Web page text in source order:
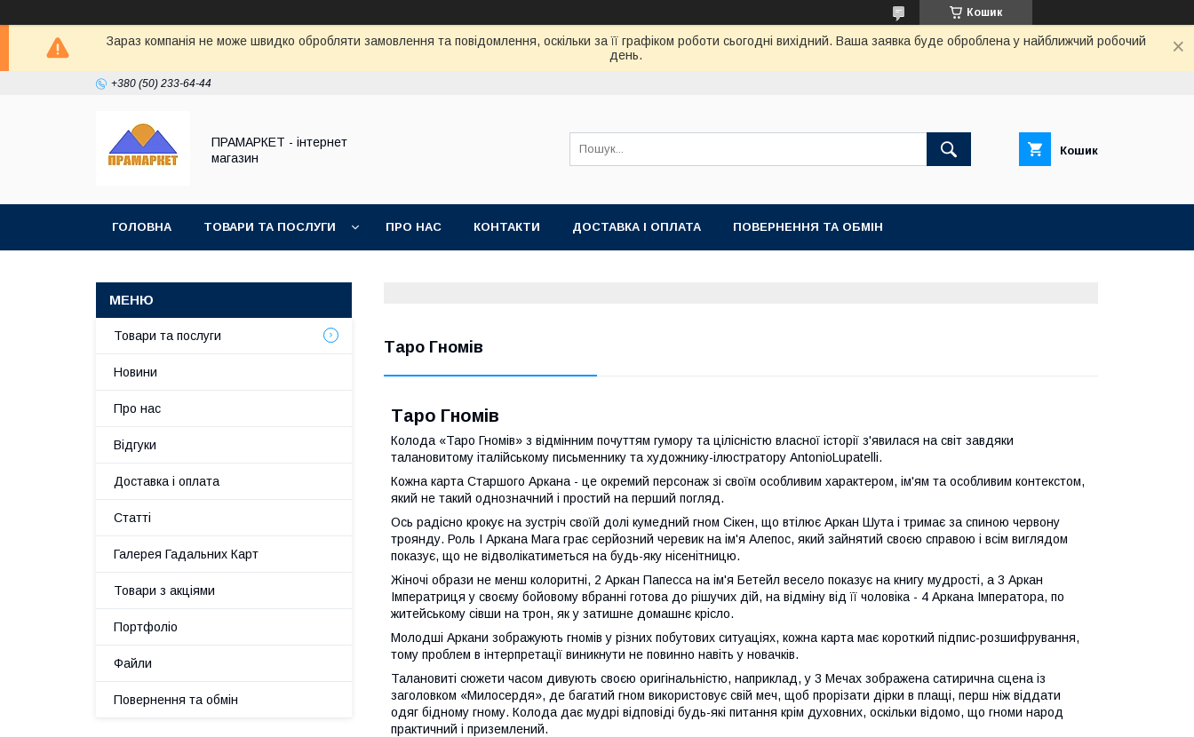
Кошик
Зараз компанія не може швидко обробляти замовлення та повідомлення, оскільки за її графіком роботи сьогодні вихідний. Ваша заявка буде оброблена у найближчий робочий
день.
+380 (50) 233-64-44
ПРАМАРКЕТ - інтернет
магазин
Кошик
ГОЛОВНА ТОВАРИ ТА ПОСЛУГИ ПРО НАС КОНТАКТИ ДОСТАВКА І ОПЛАТА ПОВЕРНЕННЯ ТА ОБМІН
Таро Гномів
Таро Гномів
Колода «Таро Гномів» з відмінним почуттям гумору та цілісністю власної історії з'явилася на світ завдяки
талановитому італійському письменнику та художнику-ілюстратору AntonioLupatelli.
Кожна карта Старшого Аркана - це окремий персонаж зі своїм особливим характером, ім'ям та особливим контекстом,
який не такий однозначний і простий на перший погляд.
Ось радісно крокує на зустріч своїй долі кумедний гном Сікен, що втілює Аркан Шута і тримає за спиною червону
троянду. Роль I Аркана Мага грає серйозний черевик на ім'я Алепос, який зайнятий своєю справою і всім виглядом
показує, що не відволікатиметься на будь-яку нісенітницю.
Жіночі образи не менш колоритні, 2 Аркан Папесса на ім'я Бетейл весело показує на книгу мудрості, а 3 Аркан
Імператриця у своєму бойовому вбранні готова до рішучих дій, на відміну від її чоловіка - 4 Аркана Імператора, по
житейському сівши на трон, як у затишне домашнє крісло.
Молодші Аркани зображують гномів у різних побутових ситуаціях, кожна карта має короткий підпис-розшифрування,
тому проблем в інтерпретації виникнути не повинно навіть у новачків.
Талановиті сюжети часом дивують своєю оригінальністю, наприклад, у 3 Мечах зображена сатирична сцена із
заголовком «Милосердя», де багатий гном використовує свій меч, щоб прорізати дірки в плащі, перш ніж віддати
одяг бідному гному. Колода дає мудрі відповіді будь-які питання крім духовних, оскільки відомо, що гноми народ
практичний і приземлений.
Товари та послуги
Новини
Про нас
Відгуки
Доставка і оплата
Статті
Галерея Гадальних Карт
Товари з акціями
Портфоліо
Файли
Повернення та обмін